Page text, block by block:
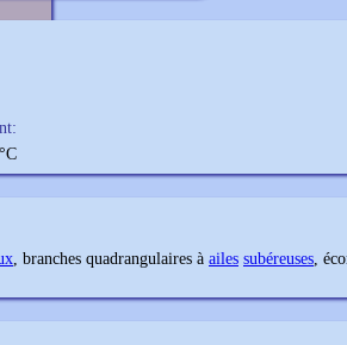
°C
, branches quadrangulaires à ailes subéreuses,